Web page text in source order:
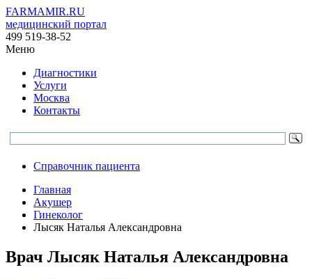
FARMAMIR.RU
медицинский портал
499 519-38-52
Меню
Диагностики
Услуги
Москва
Контакты
Справочник пациента
Главная
Акушер
Гинеколог
Лысяк Наталья Александровна
Врач Лысяк Наталья Александровна